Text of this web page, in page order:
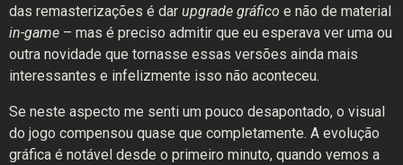
das remasterizações é dar upgrade gráfico e não de material
in-game – mas é preciso admitir que eu esperava ver uma ou
outra novidade que tornasse essas versões ainda mais
interessantes e infelizmente isso não aconteceu.
Se neste aspecto me senti um pouco desapontado, o visual
do jogo compensou quase que completamente. A evolução
gráfica é notável desde o primeiro minuto, quando vemos a